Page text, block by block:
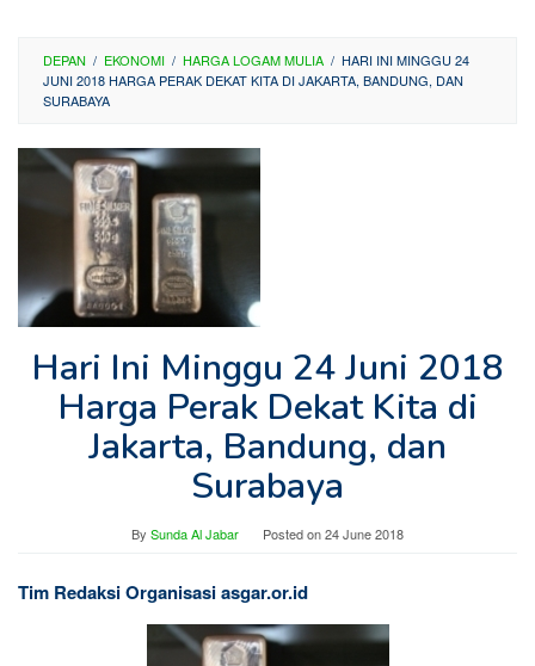
DEPAN / EKONOMI / HARGA LOGAM MULIA / HARI INI MINGGU 24
JUNI 2018 HARGA PERAK DEKAT KITA DI JAKARTA, BANDUNG, DAN
SURABAYA
Hari Ini Minggu 24 Juni 2018
Harga Perak Dekat Kita di
Jakarta, Bandung, dan
Surabaya
By Sunda Al Jabar Posted on24 June 2018
Tim Redaksi Organisasi asgar.or.id